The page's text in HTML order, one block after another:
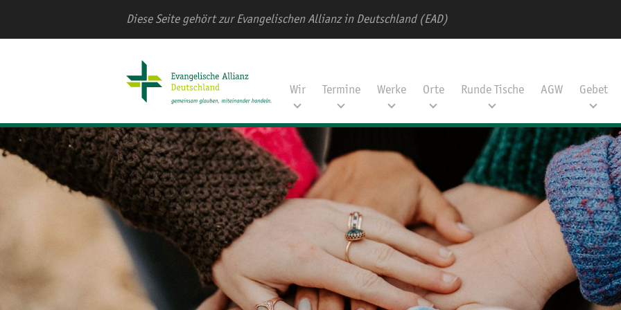
Diese Seite gehört zur Evangelischen Allianz in Deutschland (EAD)
Wir Termine Werke Orte Runde Tische AGW Gebet